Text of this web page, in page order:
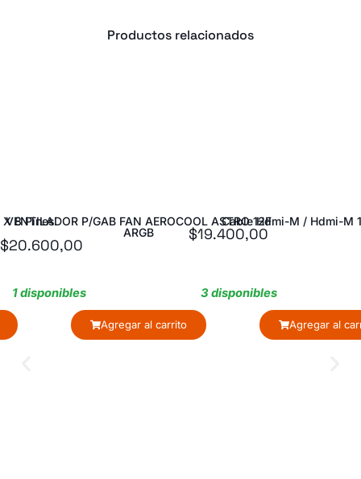
Productos relacionados
8 Pines
VENTILADOR P/GAB FAN AEROCOOL ASTRO 12F
ARGB
$20.600,00
1 disponibles
Agregar al carrito
Cable Hdmi-M / Hdmi-M
$19.400,00
3 disponibles
Agregar al